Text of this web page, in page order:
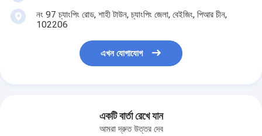
নং 97 চ্যাংপিং রোড, শাহী টাউন, চ্যাংপিং জেলা, বেইজিং, পিআর চীন,
102206
এখন যোগাযোগ
একটি বার্তা রেখে যান
আমরা দ্রুত উত্তর দেব